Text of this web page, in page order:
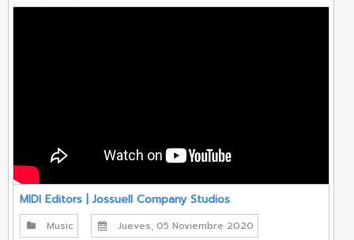
MIDI Editors | Jossuell Company Studios
Music Jueves, 05 Noviembre 2020